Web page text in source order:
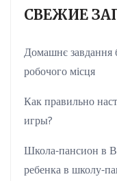
СВЕЖИЕ
Домашнє завдання
робочого місця
Как правильно
игры?
Школа-пансион в
ребенка в школу-